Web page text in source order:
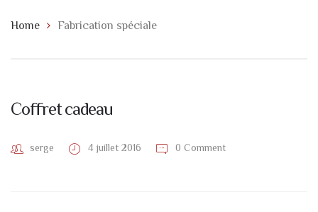
Home Fabrication spéciale
Coffret cadeau
serge 4 juillet 2016 0 Comment